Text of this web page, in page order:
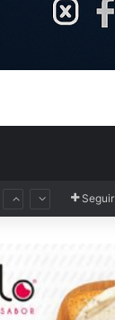
Seguir